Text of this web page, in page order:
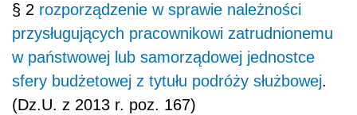
§ 2 rozporządzenie w sprawie należności
przysługujących pracownikowi zatrudnionemu
w państwowej lub samorządowej jednostce
sfery budżetowej z tytułu podróży służbowej.
(Dz.U. z 2013 r. poz. 167)